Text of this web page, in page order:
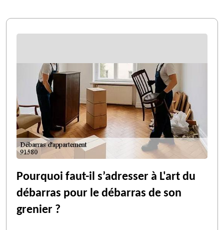
Pourquoi faut-il s’adresser à L'art du
débarras pour le débarras de son
grenier ?